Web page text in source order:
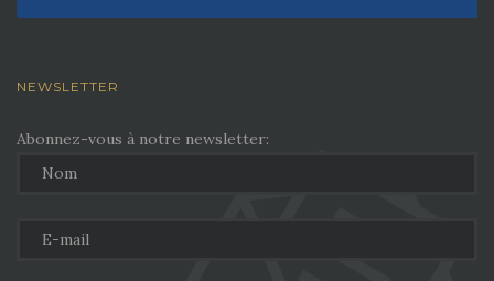
NEWSLETTER
Abonnez-vous à notre newsletter: